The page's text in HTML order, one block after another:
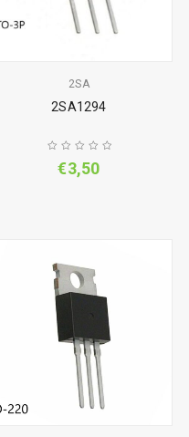
2SA
2SA1294
€3,50